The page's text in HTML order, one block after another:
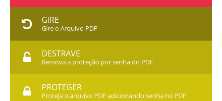
GIRE
Gire o Arquivo PDF
DESTRAVE
Remova a proteção por senha do PDF
PROTEGER
Proteja o arquivo PDF adicionando senha no PDF